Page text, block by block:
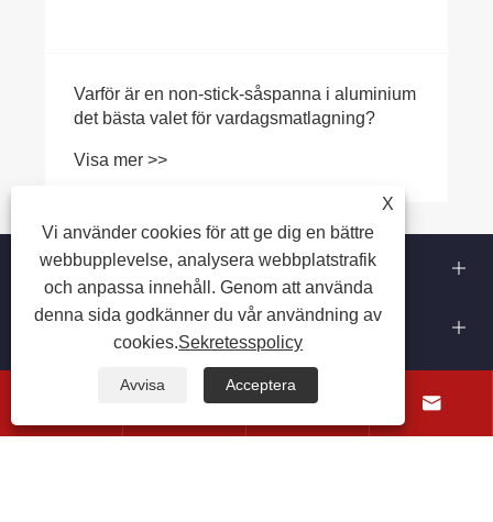
Varför är en non-stick-såspanna i aluminium
det bästa valet för vardagsmatlagning?
Visa mer >>
Om oss
Produkter
Kontakta oss
FÖLJ OSS
 
X
Vi använder cookies för att ge dig en bättre
webbupplevelse, analysera webbplatstrafik
och anpassa innehåll. Genom att använda
denna sida godkänner du vår användning av
cookies.Sekretesspolicy
Avvisa Acceptera